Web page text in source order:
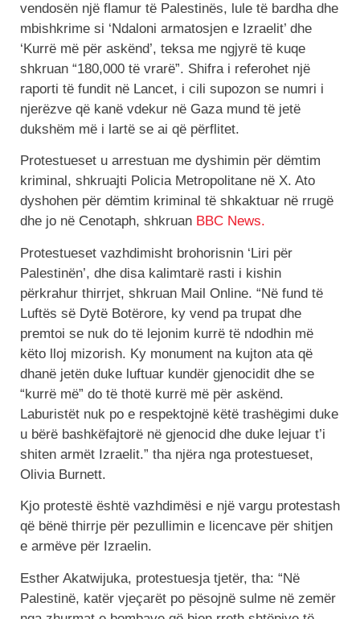
vendosën një flamur të Palestinës, lule të bardha dhe
mbishkrime si ‘Ndaloni armatosjen e Izraelit’ dhe
‘Kurrë më për askënd’, teksa me ngjyrë të kuqe
shkruan “180,000 të vrarë”. Shifra i referohet një
raporti të fundit në Lancet, i cili supozon se numri i
njerëzve që kanë vdekur në Gaza mund të jetë
dukshëm më i lartë se ai që përflitet.
Protestueset u arrestuan me dyshimin për dëmtim
kriminal, shkruajti Policia Metropolitane në X. Ato
dyshohen për dëmtim kriminal të shkaktuar në rrugë
dhe jo në Cenotaph, shkruan BBC News.
Protestueset vazhdimisht brohorisnin ‘Liri për
Palestinën’, dhe disa kalimtarë rasti i kishin
përkrahur thirrjet, shkruan Mail Online. “Në fund të
Luftës së Dytë Botërore, ky vend pa trupat dhe
premtoi se nuk do të lejonim kurrë të ndodhin më
këto lloj mizorish. Ky monument na kujton ata që
dhanë jetën duke luftuar kundër gjenocidit dhe se
“kurrë më” do të thotë kurrë më për askënd.
Laburistët nuk po e respektojnë këtë trashëgimi duke
u bërë bashkëfajtorë në gjenocid dhe duke lejuar t’i
shiten armët Izraelit.” tha njëra nga protestueset,
Olivia Burnett.
Kjo protestë është vazhdimësi e një vargu protestash
që bënë thirrje për pezullimin e licencave për shitjen
e armëve për Izraelin.
Esther Akatwijuka, protestuesja tjetër, tha: “Në
Palestinë, katër vjeçarët po pësojnë sulme në zemër